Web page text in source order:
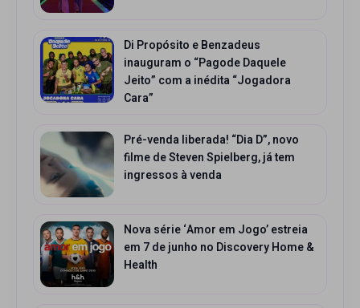
Di Propósito e Benzadeus
inauguram o “Pagode Daquele
Jeito” com a inédita “Jogadora
Cara”
Pré-venda liberada! “Dia D”, novo
filme de Steven Spielberg, já tem
ingressos à venda
Nova série ‘Amor em Jogo’ estreia
em 7 de junho no Discovery Home &
Health